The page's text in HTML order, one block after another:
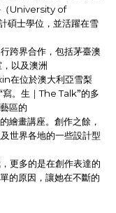
University of
碩士學位，並活躍在雪
跨界合作，包括茅臺澳
以及澳洲
在位於澳大利亞雪梨
寫。生｜The Talk”的多
區的
繪畫講座。創作之餘，
世界各地的一些設計型
更多的是在創作表達的
的原因，讓她在不斷的